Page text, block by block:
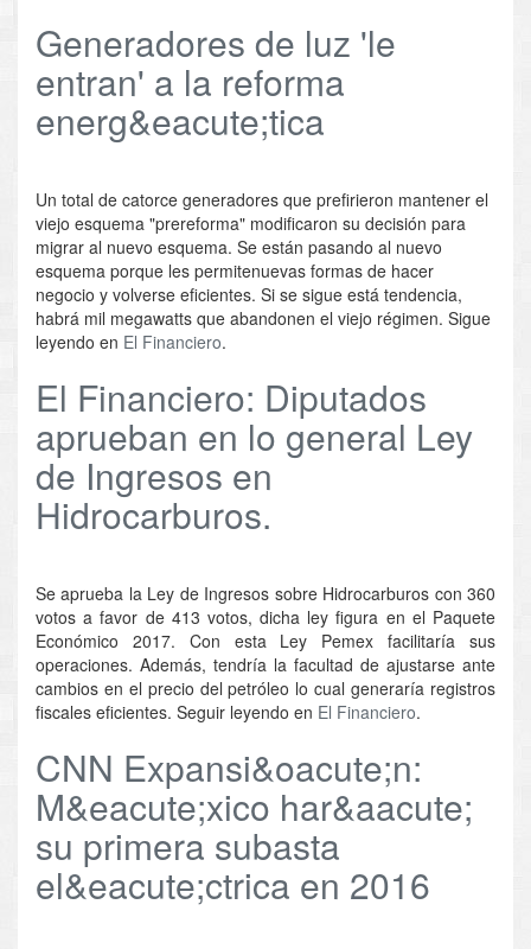
Generadores de luz 'le
entran' a la reforma
energ&eacute;tica
Un total de catorce generadores que prefirieron mantener el
viejo esquema "prereforma" modificaron su decisión para
migrar al nuevo esquema. Se están pasando al nuevo
esquema porque les permitenuevas formas de hacer
negocio y volverse eficientes. Si se sigue está tendencia,
habrá mil megawatts que abandonen el viejo régimen. Sigue
leyendo en El Financiero.
El Financiero: Diputados
aprueban en lo general Ley
de Ingresos en
Hidrocarburos.
Se aprueba la Ley de Ingresos sobre Hidrocarburos con 360
votos a favor de 413 votos, dicha ley figura en el Paquete
Económico 2017. Con esta Ley Pemex facilitaría sus
operaciones. Además, tendría la facultad de ajustarse ante
cambios en el precio del petróleo lo cual generaría registros
fiscales eficientes. Seguir leyendo en El Financiero.
CNN Expansi&oacute;n:
M&eacute;xico har&aacute;
su primera subasta
el&eacute;ctrica en 2016